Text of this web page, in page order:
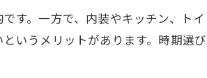
すめる理由とは
している気候的メリット
選ぶ際の注意点とコツ
す。一方で、内装やキッチン、ト
いうメリットがあります。時期選